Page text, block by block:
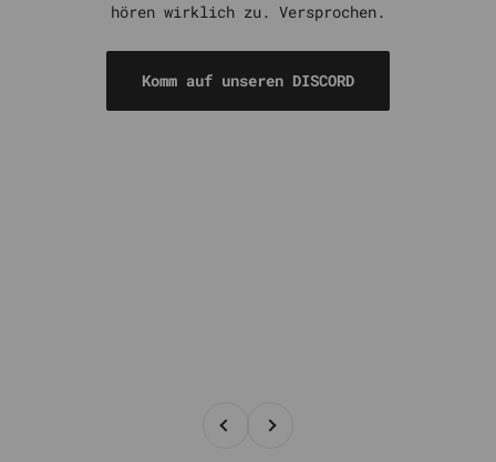
hören wirklich zu. Versprochen.
Komm auf unseren DISCORD
Zurück Vor